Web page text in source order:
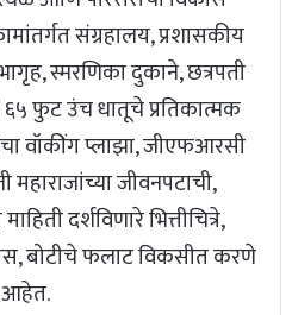
संग्रहालय, प्रशासकीय
स्मरणिका दुकाने, छत्रपती
फुट उंच धातूचे प्रतिकात्मक
वॉकींग प्लाझा, जीएफआरसी
महाराजांच्या जीवनपटाची,
दर्शविणारे भित्तीचित्रे,
बोटीचे फलाट विकसीत करणे
आहेत.